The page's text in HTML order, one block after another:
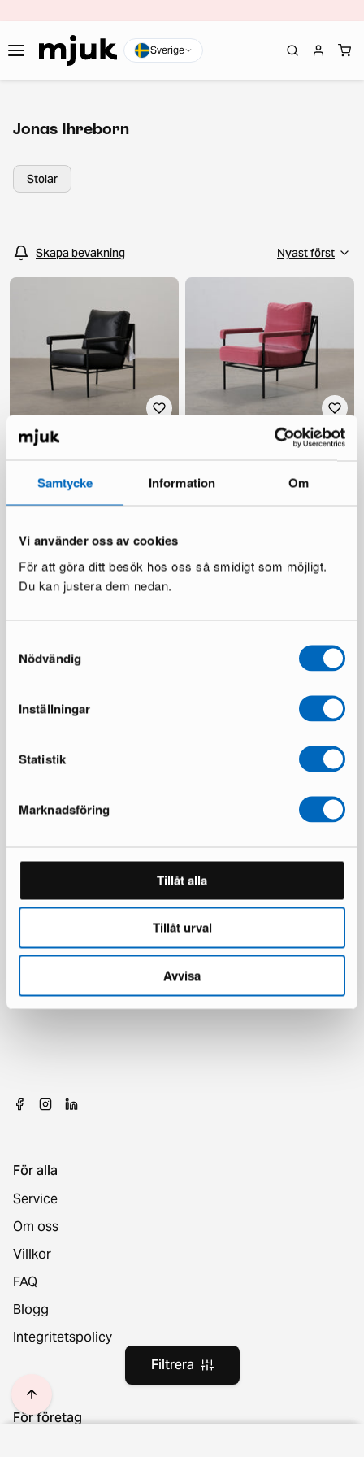
Samtycke Information Om
Vi använder oss av cookies
För att göra ditt besök hos oss så smidigt som möjligt.
Du kan justera dem nedan.
Nödvändig
Inställningar
Statistik
Marknadsföring
Tillåt alla
Tillåt urval
Avvisa
Sverige
Jonas Ihreborn
Stolar
Filtrera
Skapa bevakning
Jonas Ihreborn Seventy Five
796 € 1 666 €
Du sparar 870 €
Jonas Ihreborn Seventy fåtölj
749 €
Alla produkter laddade
För alla
Service
Om oss
Villkor
FAQ
Blogg
Integritetspolicy
För företag